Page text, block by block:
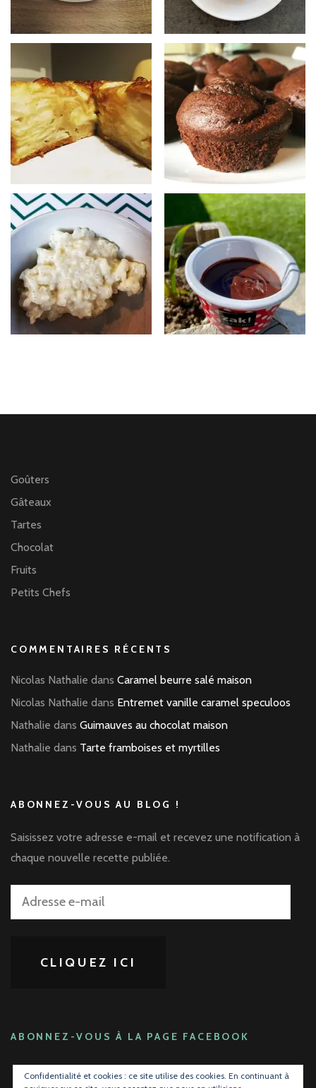
Goûters
Gâteaux
Tartes
Chocolat
Fruits
Petits Chefs
COMMENTAIRES RÉCENTS
Nicolas Nathalie dans Caramel beurre salé maison
Nicolas Nathalie dans Entremet vanille caramel speculoos
Nathalie dans Guimauves au chocolat maison
Nathalie dans Tarte framboises et myrtilles
ABONNEZ-VOUS AU BLOG !
Saisissez votre adresse e-mail et recevez une notification à
chaque nouvelle recette publiée.
Adresse
CLIQUEZ ICI
ABONNEZ-VOUS À LA PAGE FACEBOOK
Confidentialité et cookies : ce site utilise des cookies. En continuant à